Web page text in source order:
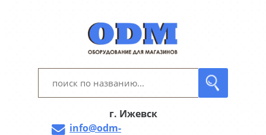
г. Ижевск
info@odm-